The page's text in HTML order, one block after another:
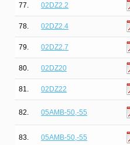
77. 02DZ2.2
78. 02DZ2.4
79. 02DZ2.7
80. 02DZ20
81. 02DZ22
82. 05AMB-50,-55
83. 05AMB-50,-55